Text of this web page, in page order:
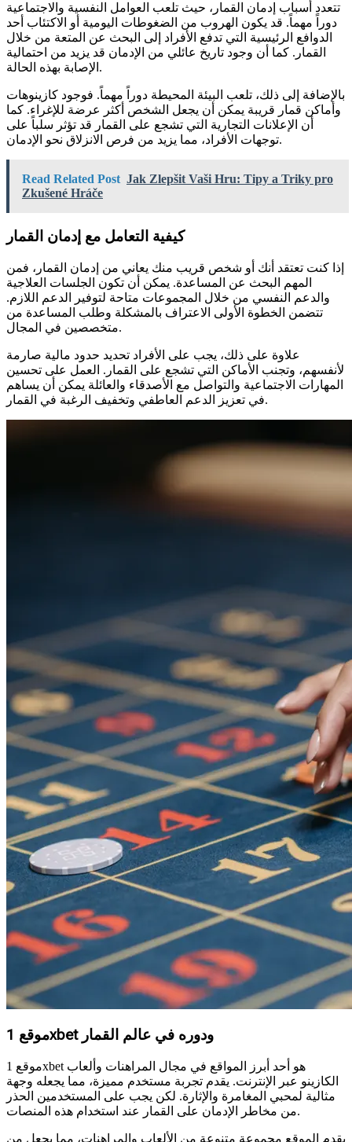
تتعدد أسباب إدمان القمار، حيث تلعب العوامل النفسية والاجتماعية
دوراً مهماً. قد يكون الهروب من الضغوطات اليومية أو الاكتئاب أحد
الدوافع الرئيسية التي تدفع الأفراد إلى البحث عن المتعة من خلال
القمار. كما أن وجود تاريخ عائلي من الإدمان قد يزيد من احتمالية
الإصابة بهذه الحالة.
بالإضافة إلى ذلك، تلعب البيئة المحيطة دوراً مهماً. فوجود كازينوهات
وأماكن قمار قريبة يمكن أن يجعل الشخص أكثر عرضة للإغراء. كما
أن الإعلانات التجارية التي تشجع على القمار قد تؤثر سلباً على
توجهات الأفراد، مما يزيد من فرص الانزلاق نحو الإدمان.
Read Related Post Jak Zlepšit Vaši Hru: Tipy a Triky pro
Zkušené Hráče
كيفية التعامل مع إدمان القمار
إذا كنت تعتقد أنك أو شخص قريب منك يعاني من إدمان القمار، فمن
المهم البحث عن المساعدة. يمكن أن تكون الجلسات العلاجية
والدعم النفسي من خلال المجموعات متاحة لتوفير الدعم اللازم.
تتضمن الخطوة الأولى الاعتراف بالمشكلة وطلب المساعدة من
متخصصين في المجال.
علاوة على ذلك، يجب على الأفراد تحديد حدود مالية صارمة
لأنفسهم، وتجنب الأماكن التي تشجع على القمار. العمل على تحسين
المهارات الاجتماعية والتواصل مع الأصدقاء والعائلة يمكن أن يساهم
في تعزيز الدعم العاطفي وتخفيف الرغبة في القمار.
موقع 1xbet ودوره في عالم القمار
موقع 1xbet هو أحد أبرز المواقع في مجال المراهنات وألعاب
الكازينو عبر الإنترنت. يقدم تجربة مستخدم مميزة، مما يجعله وجهة
مثالية لمحبي المغامرة والإثارة. لكن يجب على المستخدمين الحذر
من مخاطر الإدمان على القمار عند استخدام هذه المنصات.
يقدم الموقع مجموعة متنوعة من الألعاب والمراهنات، مما يجعل من